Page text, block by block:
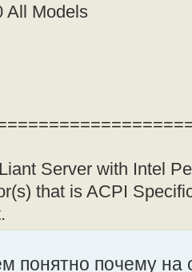
All Models
Server with Intel
that is ACPI
понятно почему на